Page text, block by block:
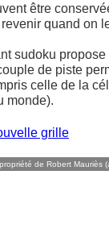
être
quand on
sudoku
de piste
celle de la
monde).
grille
de Robert Mauriès